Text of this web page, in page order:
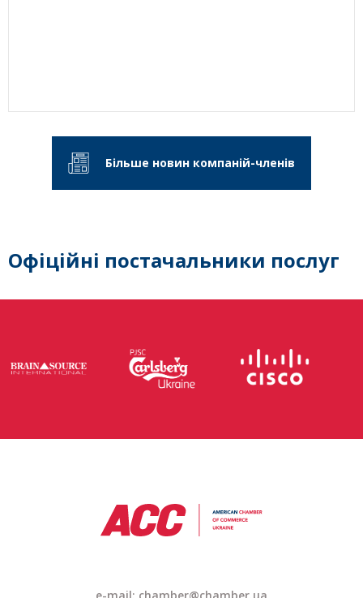
Більше новин компаній-членів
Офіційні постачальники послуг